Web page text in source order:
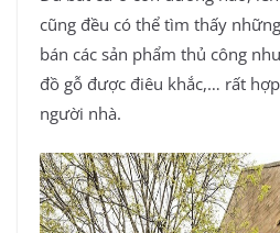
cũng đều có thể tìm thấy
bán các sản phẩm thủ công
đồ gỗ được điêu khắc,… rất
người nhà.